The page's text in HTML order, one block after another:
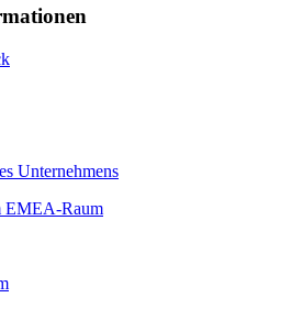
Unternehmens
EMEA-Raum